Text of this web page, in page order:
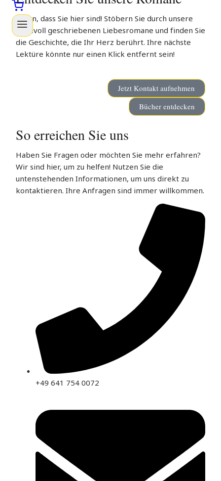
Schön, dass Sie hier sind! Stöbern Sie durch unsere
liebevoll geschriebenen Liebesromane und finden Sie
die Geschichte, die Ihr Herz berührt. Ihre nächste
Lektüre könnte nur einen Klick entfernt sein!
Jetzt Kontakt aufnehmen
Bücher entdecken
So erreichen Sie uns
Haben Sie Fragen oder möchten Sie mehr erfahren?
Wir sind hier, um zu helfen! Nutzen Sie die
untenstehenden Informationen, um uns direkt zu
kontaktieren. Ihre Anfragen sind immer willkommen.
+49 641 754 0072